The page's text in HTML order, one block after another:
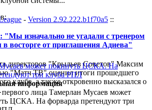
изначально не угадали с тренером
в восторге от приглашения Адиева"
директоров "Крыльев Советов" Максим
"Матч ТВ" оценил итоги прошедшего
клуба, а также откровенно высказался о
- Version 2.92.222.b1f70a5 ::
информация
лица Тамерлан Мусаев может
ЦСКА. На форварда претендуют три